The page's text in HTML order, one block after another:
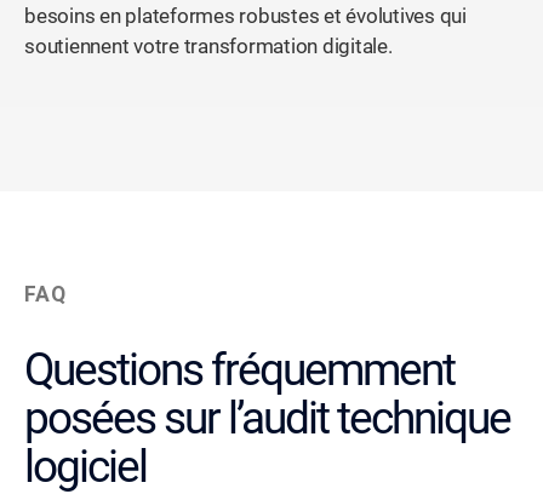
besoins en plateformes robustes et évolutives qui
soutiennent votre transformation digitale.
FAQ
Questions fréquemment
posées sur l’audit technique
logiciel